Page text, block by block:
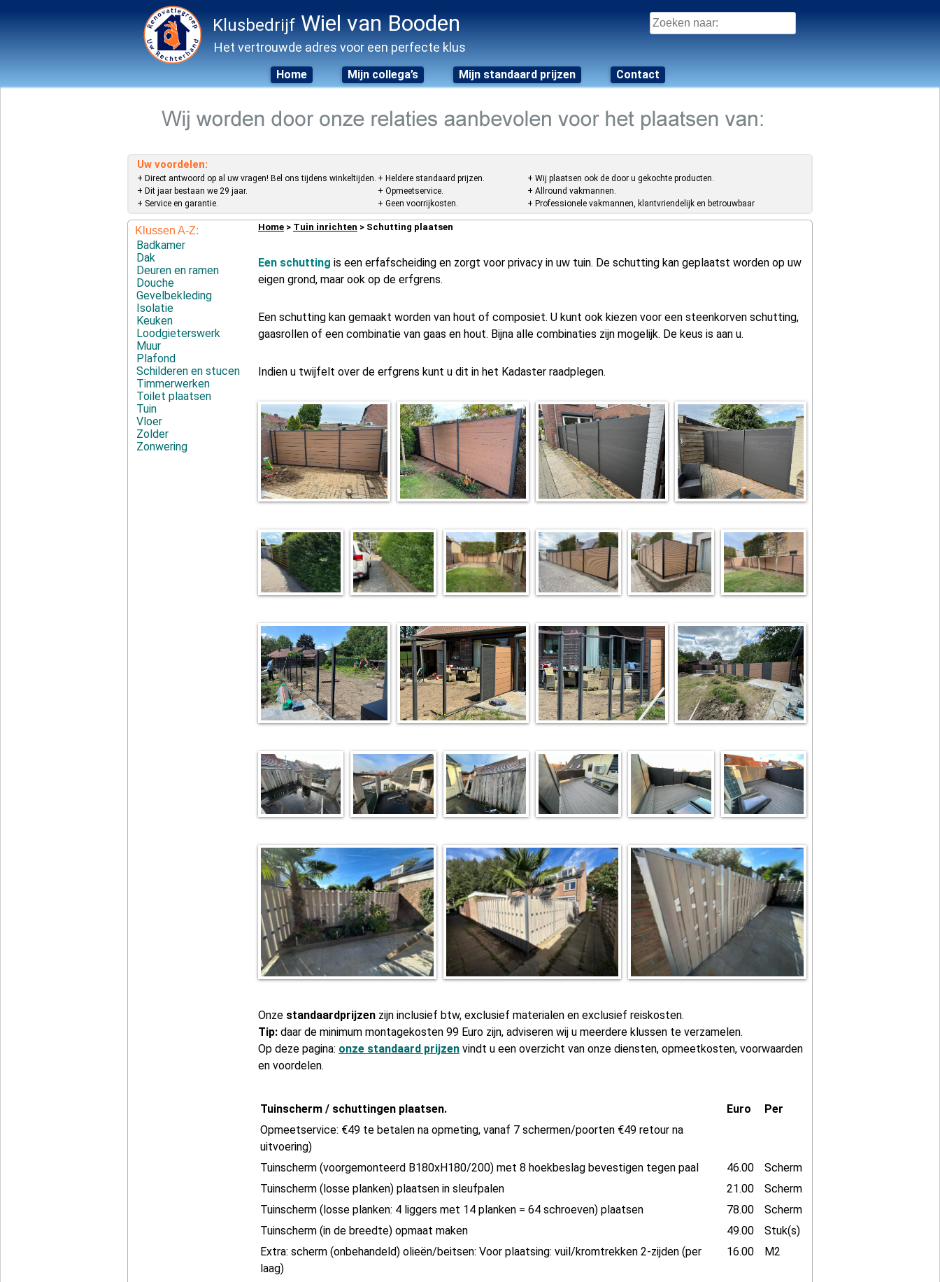
Klusbedrijf Wiel van Booden
Het vertrouwde adres voor een perfecte klus
Zoeken
naar:
Home Mijn collega’s Mijn standaard prijzen Contact
Uw voordelen:
+ Direct antwoord op al uw vragen! Bel ons tijdens winkeltijden.
+ Dit jaar bestaan we 29 jaar.
+ Service en garantie.
+ Heldere standaard prijzen.
+ Opmeetservice.
+ Geen voorrijkosten.
+ Wij plaatsen ook de door u gekochte producten.
+ Allround vakmannen.
+ Professionele vakmannen, klantvriendelijk en betrouwbaar
Klussen A-Z:
Badkamer
Dak
Deuren en ramen
Douche
Gevelbekleding
Isolatie
Keuken
Loodgieterswerk
Muur
Plafond
Schilderen en stucen
Timmerwerken
Toilet plaatsen
Tuin
Vloer
Zolder
Zonwering
Home > Tuin inrichten > Schutting plaatsen
Een schutting is een erfafscheiding en zorgt voor privacy in uw tuin. De schutting kan geplaatst worden op uw
eigen grond, maar ook op de erfgrens.
Een schutting kan gemaakt worden van hout of composiet. U kunt ook kiezen voor een steenkorven schutting,
gaasrollen of een combinatie van gaas en hout. Bijna alle combinaties zijn mogelijk. De keus is aan u.
Indien u twijfelt over de erfgrens kunt u dit in het Kadaster raadplegen.
Onze standaardprijzen zijn inclusief btw, exclusief materialen en exclusief reiskosten.
Tip: daar de minimum montagekosten 99 Euro zijn, adviseren wij u meerdere klussen te verzamelen.
Op deze pagina: onze standaard prijzen vindt u een overzicht van onze diensten, opmeetkosten, voorwaarden
en voordelen.
Tuinscherm / schuttingen plaatsen. Euro
Per
Opmeetservice: €49 te betalen na opmeting, vanaf 7 schermen/poorten €49 retour na
uitvoering)
Tuinscherm (voorgemonteerd B180xH180/200) met 8 hoekbeslag bevestigen tegen paal
46.00
Scherm
Tuinscherm (losse planken) plaatsen in sleufpalen
21.00
Scherm
Tuinscherm (losse planken: 4 liggers met 14 planken = 64 schroeven) plaatsen
78.00
Scherm
Tuinscherm (in de breedte) opmaat maken
49.00
Stuk(s)
Extra: scherm (onbehandeld) olieën/beitsen: Voor plaatsing: vuil/kromtrekken 2-zijden (per
laag)
16.00 M2